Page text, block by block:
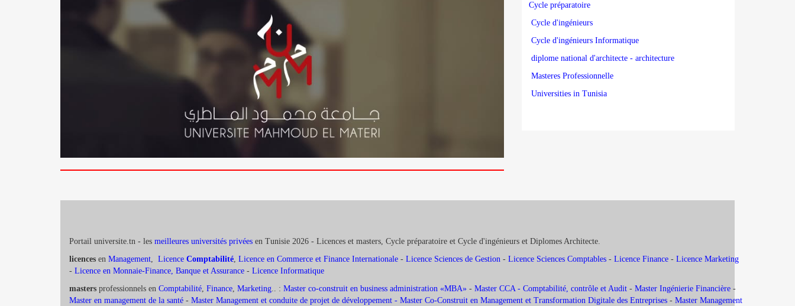
Cycle préparatoire
Cycle d'ingénieurs
Cycle d'ingénieurs Informatique
diplome national d'architecte - architecture
Masteres Professionnelle
Universities in Tunisia
Portail universite.tn - les meilleures universités privées en Tunisie 2026 - Licences et masters, Cycle préparatoire et Cycle d'ingénieurs et Diplomes Architecte.
licences en Management Licence Comptabilité Licence en Commerce et Finance Internationale - Licence Sciences de Gestion - Licence Sciences Comptables - Licence Finance - Licence Marketing
- Licence en Monnaie-Finance, Banque et Assurance - Licence Informatique
masters professionnels en Comptabilité Finance Marketing .. : Master co-construit en business administration «MBA» - Master CCA - Comptabilité, contrôle et Audit - Master Ingénierie Financière -
Master en management de la santé - Master Management et conduite de projet de développement - Master Co-Construit en Management et Transformation Digitale des Entreprises - Master Management